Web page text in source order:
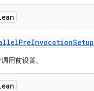
PreInvocationSetup
用前设置。